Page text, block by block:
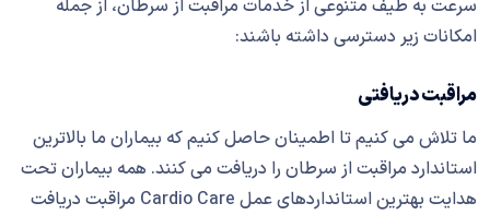
سرعت به طیف متنوعی از خدمات مراقبت از سرطان، از جمله
امکانات زیر دسترسی داشته باشند:
مراقبت دریافتی
ما تلاش می کنیم تا اطمینان حاصل کنیم که بیماران ما بالاترین
استاندارد مراقبت از سرطان را دریافت می کنند. همه بیماران تحت
هدایت بهترین استانداردهای عمل Cardio Care مراقبت دریافت